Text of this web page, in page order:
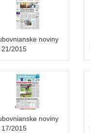
noviny
21/2015
noviny
17/2015